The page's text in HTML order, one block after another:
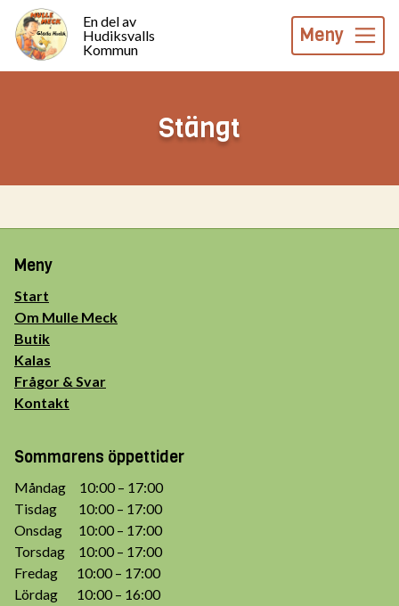
En del av
Hudiksvalls
Kommun
Meny
Stängt
Meny
Start
Om Mulle Meck
Butik
Kalas
Frågor & Svar
Kontakt
Sommarens öppettider
Måndag 10:00 – 17:00
Tisdag 10:00 – 17:00
Onsdag 10:00 – 17:00
Torsdag 10:00 – 17:00
Fredag 10:00 – 17:00
Lördag 10:00 – 16:00